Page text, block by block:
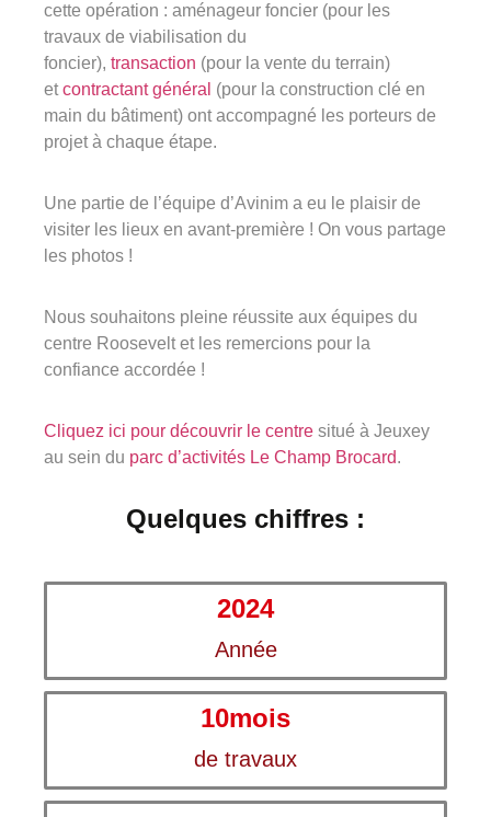
cette opération : aménageur foncier (pour les
travaux de viabilisation du
foncier), transaction (pour la vente du terrain)
et contractant général (pour la construction clé en
main du bâtiment) ont accompagné les porteurs de
projet à chaque étape.
Une partie de l’équipe d’Avinim a eu le plaisir de
visiter les lieux en avant-première ! On vous partage
les photos !
Nous souhaitons pleine réussite aux équipes du
centre Roosevelt et les remercions pour la
confiance accordée !
Cliquez ici pour découvrir le centre situé à Jeuxey
au sein du parc d’activités Le Champ Brocard.
Quelques chiffres :
Année
2024
de travaux
10mois